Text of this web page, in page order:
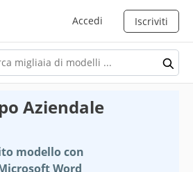
Accedi Iscriviti
Aziendale
modello con
Word